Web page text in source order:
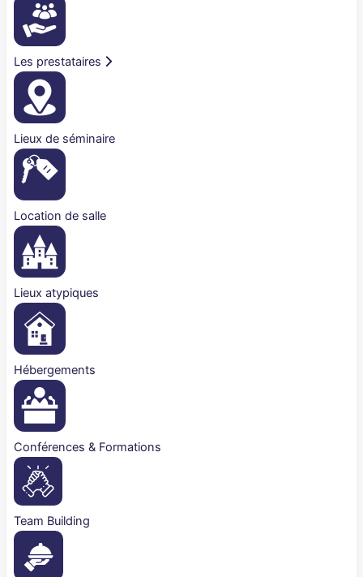
Les prestataires
Lieux de séminaire
Location de salle
Lieux atypiques
Hébergements
Conférences & Formations
Team Building